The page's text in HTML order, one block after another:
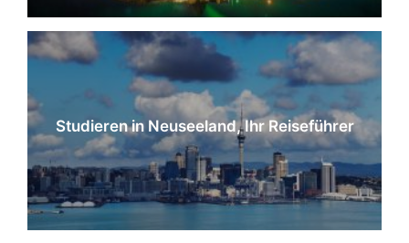
Studieren in Neuseeland, Ihr Reiseführer